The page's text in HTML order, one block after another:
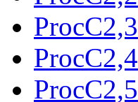
ProcC2,3
ProcC2,4
ProcC2,5